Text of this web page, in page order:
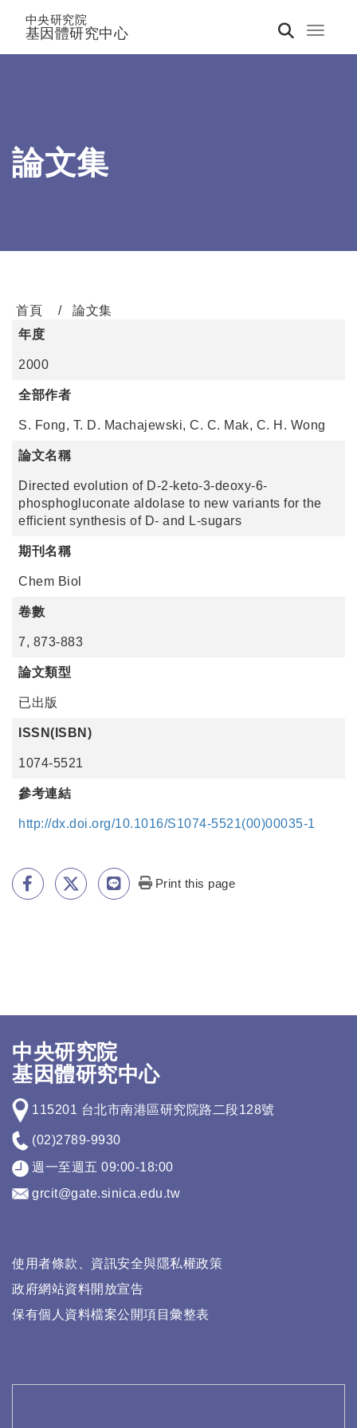
Toggle
中央研究院
基因體研究中心
論文集
首頁
論文集
年度
2000
全部作者
S. Fong, T. D. Machajewski, C. C. Mak, C. H. Wong
論文名稱
Directed evolution of D-2-keto-3-deoxy-6-
phosphogluconate aldolase to new variants for the
efficient synthesis of D- and L-sugars
期刊名稱
Chem Biol
卷數
7, 873-883
論文類型
已出版
ISSN(ISBN)
1074-5521
參考連結
http://dx.doi.org/10.1016/S1074-5521(00)00035-1
Print this page
中央研究院
基因體研究中心
115201 台北市南港區研究院路二段128號
(02)2789-9930
週一至週五 09:00-18:00
grcit@gate.sinica.edu.tw
使用者條款、資訊安全與隱私權政策
政府網站資料開放宣告
保有個人資料檔案公開項目彙整表